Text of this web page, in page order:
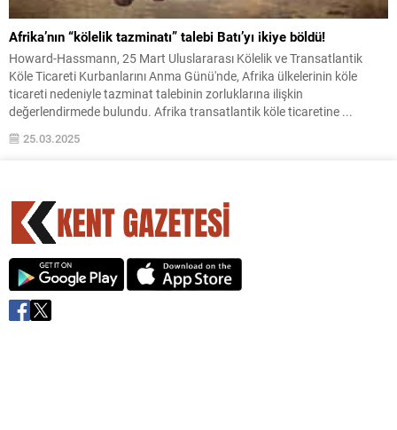
Afrika’nın “kölelik tazminatı” talebi Batı’yı ikiye böldü!
Howard-Hassmann, 25 Mart Uluslararası Kölelik ve Transatlantik
Köle Ticareti Kurbanlarını Anma Günü'nde, Afrika ülkelerinin köle
ticareti nedeniyle tazminat talebinin zorluklarına ilişkin
değerlendirmede bulundu. Afrika transatlantik köle ticaretine ...
25.03.2025